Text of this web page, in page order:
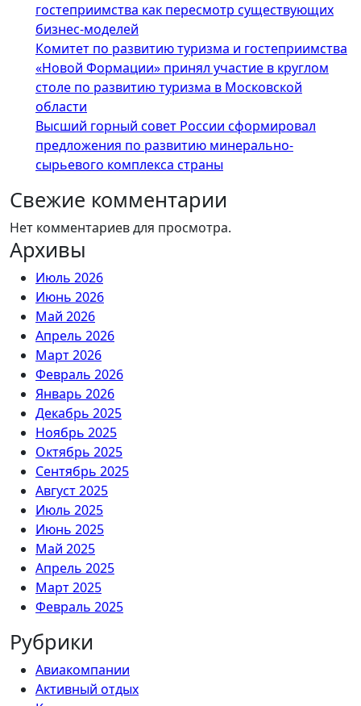
гостеприимства как пересмотр существующих
бизнес-моделей
Комитет по развитию туризма и гостеприимства
«Новой Формации» принял участие в круглом
столе по развитию туризма в Московской
области
Высший горный совет России сформировал
предложения по развитию минерально-
сырьевого комплекса страны
Свежие комментарии
Нет комментариев для просмотра.
Архивы
Июль 2026
Июнь 2026
Май 2026
Апрель 2026
Март 2026
Февраль 2026
Январь 2026
Декабрь 2025
Ноябрь 2025
Октябрь 2025
Сентябрь 2025
Август 2025
Июль 2025
Июнь 2025
Май 2025
Апрель 2025
Март 2025
Февраль 2025
Рубрики
Авиакомпании
Активный отдых